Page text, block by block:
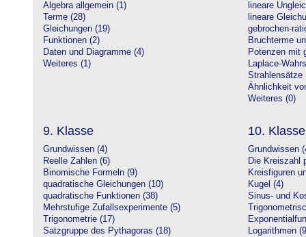
Algebra allgemein (1)
Terme (28)
Gleichungen (19)
Funktionen (2)
Daten und Diagramme (4)
Weiteres (1)
lineare
lineare
gebrochen-
Bruchterme
Potenzen mit
Laplace-
Strahlensätze
Ähnlichkeit
Weiteres (0)
9. Klasse
Grundwissen (4)
Reelle Zahlen (6)
Binomische Formeln (9)
quadratische Gleichungen (10)
quadratische Funktionen (38)
Mehrstufige Zufallsexperimente (5)
Trigonometrie (17)
Satzgruppe des Pythagoras (18)
10. Klasse
Grundwissen
Die Kreiszahl
Kreisfiguren
Kugel (4)
Sinus- und
Logarithmen